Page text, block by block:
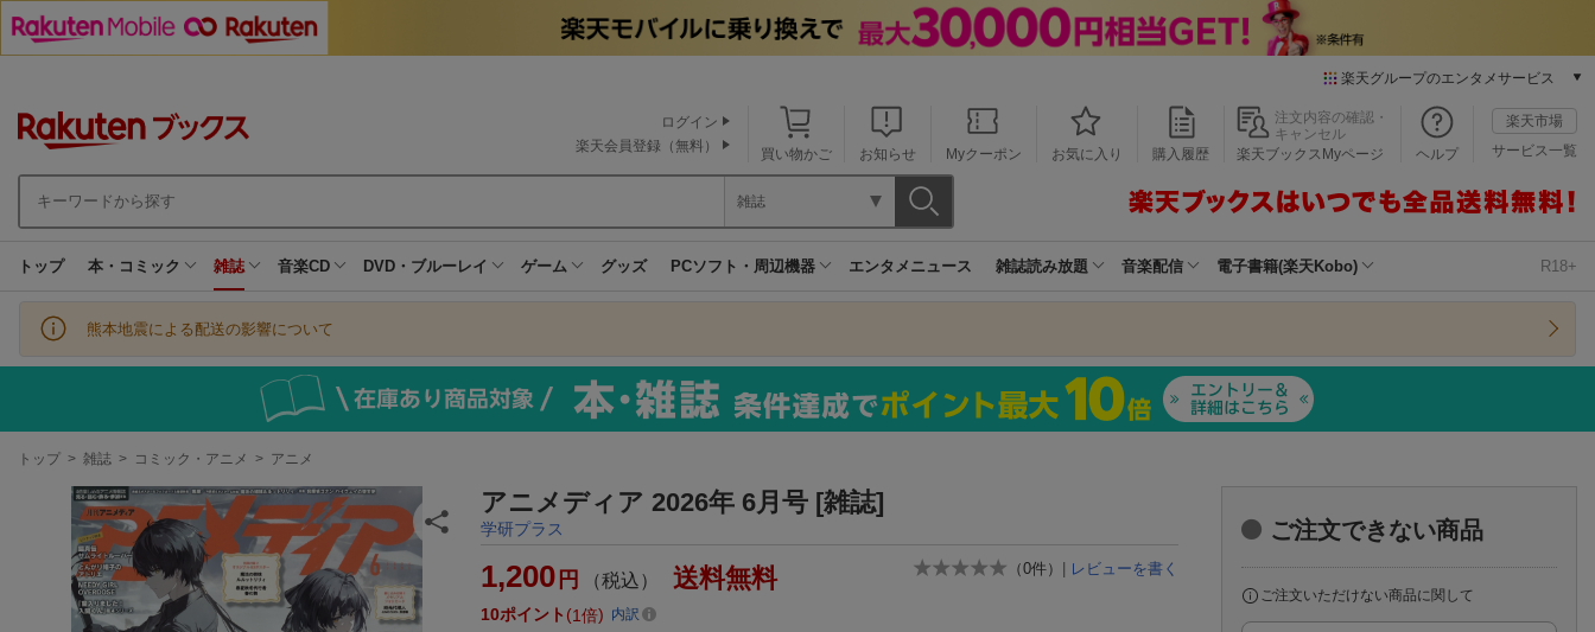
楽天グループのエンタメサービス
本/ゲーム/CD/DVD
楽天ブックス
楽天Kobo
楽天チケット
エンタメニュース
推し楽
買い物かご お知らせ Myクーポン お気に入り 購入履歴
注文内容の確認・
キャンセル
楽天ブックスMyページ
ヘルプ
楽天市場
サービス一覧
ログイン
楽天会員登録（無料）
雑誌
トップ 本・コミック 雑誌 音楽CD DVD・ブルーレイ ゲーム グッズ PCソフト・周辺機器 エンタメニュース 雑誌読み放題 音楽配信 電子書籍(楽天Kobo) R18+
熊本地震による配送の影響について
現
トップ > 雑誌 > コミック・アニメ > アニメ
アニメディア 2026年 6月号 [雑誌]
学研プラス
（0件） | レビューを書く
1,200 円 （税込） 送料無料
10ポイント 1倍 内訳
ご注文できない商品
ご注文いただけない商品に関して